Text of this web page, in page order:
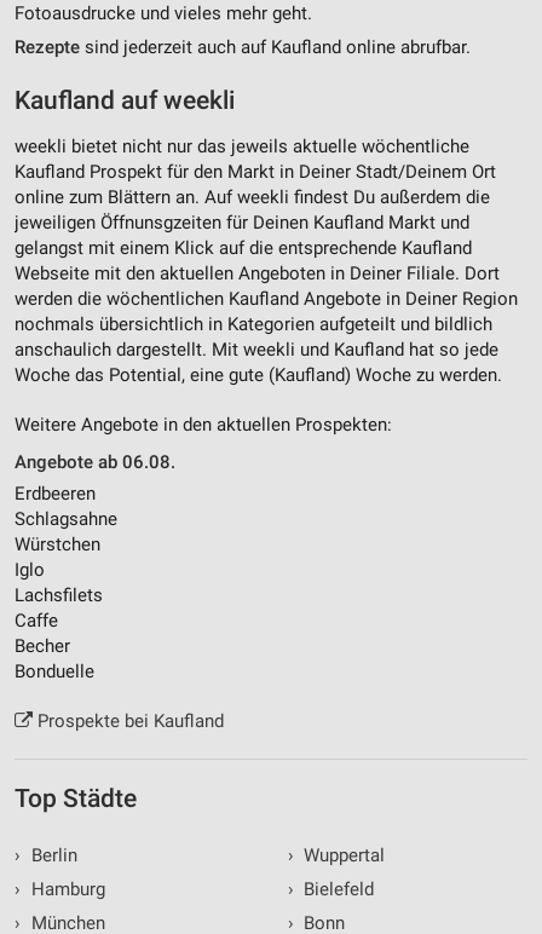
Fotoausdrucke und vieles mehr geht.
Rezepte sind jederzeit auch auf Kaufland online abrufbar.
Kaufland auf weekli
weekli bietet nicht nur das jeweils aktuelle wöchentliche
Kaufland Prospekt für den Markt in Deiner Stadt/Deinem Ort
online zum Blättern an. Auf weekli findest Du außerdem die
jeweiligen Öffnunsgzeiten für Deinen Kaufland Markt und
gelangst mit einem Klick auf die entsprechende Kaufland
Webseite mit den aktuellen Angeboten in Deiner Filiale. Dort
werden die wöchentlichen Kaufland Angebote in Deiner Region
nochmals übersichtlich in Kategorien aufgeteilt und bildlich
anschaulich dargestellt. Mit weekli und Kaufland hat so jede
Woche das Potential, eine gute (Kaufland) Woche zu werden.
Weitere Angebote in den aktuellen Prospekten:
Angebote ab 06.08.
Erdbeeren
Schlagsahne
Würstchen
Iglo
Lachsfilets
Caffe
Becher
Bonduelle
Prospekte bei Kaufland
Top Städte
›
Berlin
›
Hamburg
›
München
› Wuppertal
› Bielefeld
› Bonn